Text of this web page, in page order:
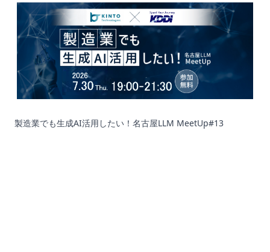
製造業でも生成AI活用したい！名古屋LLM MeetUp#13